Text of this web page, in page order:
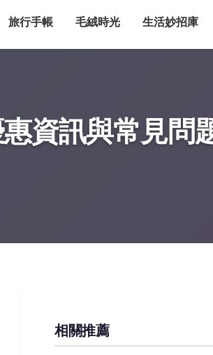
旅行手帳 毛絨時光 生活妙招庫
資訊與常見問
相關推薦